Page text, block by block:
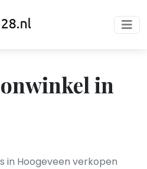
in
in Hoogeveen verkopen